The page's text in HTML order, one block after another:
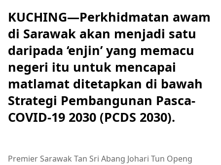
KUCHING—Perkhidmatan awam
di Sarawak akan menjadi satu
daripada ‘enjin’ yang memacu
negeri itu untuk mencapai
matlamat ditetapkan di bawah
Strategi Pembangunan Pasca-
COVID-19 2030 (PCDS 2030).
Premier Sarawak Tan Sri Abang Johari Tun Openg